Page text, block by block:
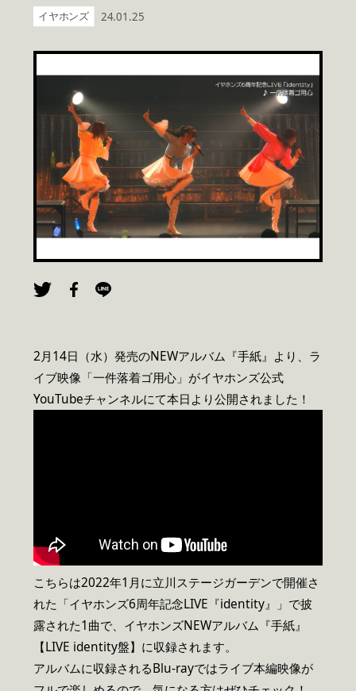
イヤホンズ 24.01.25
2月14日（水）発売のNEWアルバム『手紙』より、ラ
イブ映像「一件落着ゴ用心」がイヤホンズ公式
YouTubeチャンネルにて本日より公開されました！
こちらは2022年1月に立川ステージガーデンで開催さ
れた「イヤホンズ6周年記念LIVE『identity』」で披
露された1曲で、イヤホンズNEWアルバム『手紙』
【LIVE identity盤】に収録されます。
アルバムに収録されるBlu-rayではライブ本編映像が